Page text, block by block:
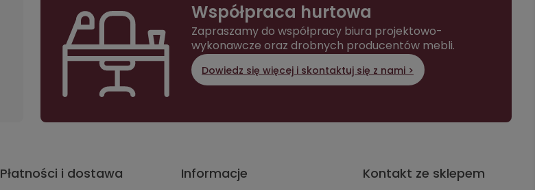
Współpraca hurtowa
Zapraszamy do współpracy biura projektowo-
wykonawcze oraz drobnych producentów mebli.
Dowiedz się więcej i skontaktuj się z nami >
Płatności i dostawa Informacje Kontakt ze sklepem